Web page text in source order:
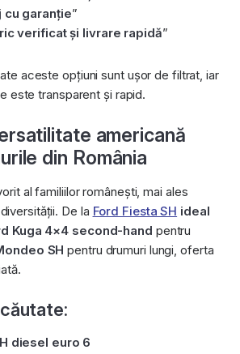
cu garanție”
verificat și livrare rapidă”
aceste opțiuni sunt ușor de filtrat, iar
este transparent și rapid.
americană
din România
al familiilor românești, mai ales
De la Ford Fiesta SH ideal
Kuga 4×4 second-hand pentru
SH pentru drumuri lungi, oferta
diesel euro 6